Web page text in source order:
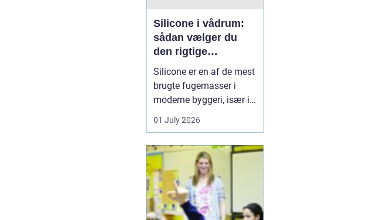
Silicone i vådrum:
sådan vælger du
den rigtige
fugemasse
Silicone er en af de mest
brugte fugemasser i
moderne byggeri, især i
badeværelser, køkkener
og andre områder med
fugerne omkring
bruseniche, håndvask,
køkkenbord eller
natursten ikke holder
tæt, kan det hurtigt føre
01 July 2026